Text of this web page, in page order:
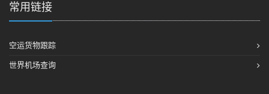
常用链接
空运货物跟踪
世界机场查询